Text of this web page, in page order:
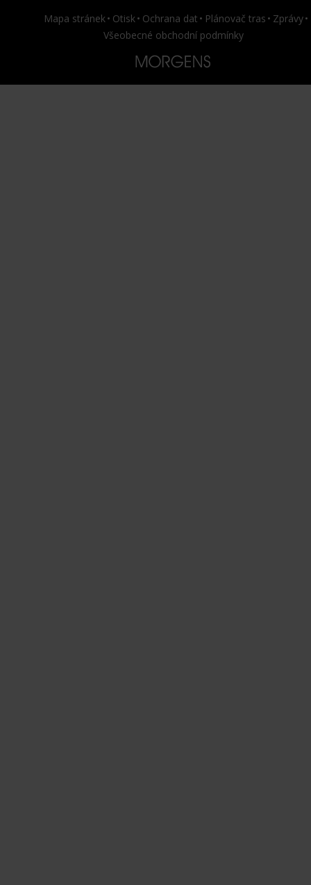
Mapa stránek
Otisk Ochrana dat Plánovač tras
Zprávy
Všeobecné obchodní podmínky